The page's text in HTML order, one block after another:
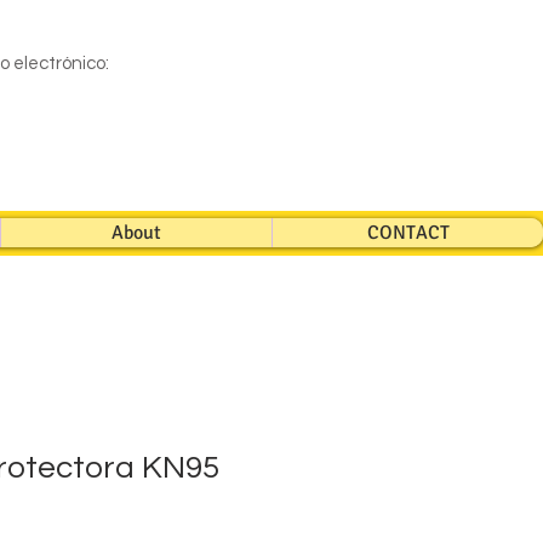
electrónico:
About CONTACT
KN95